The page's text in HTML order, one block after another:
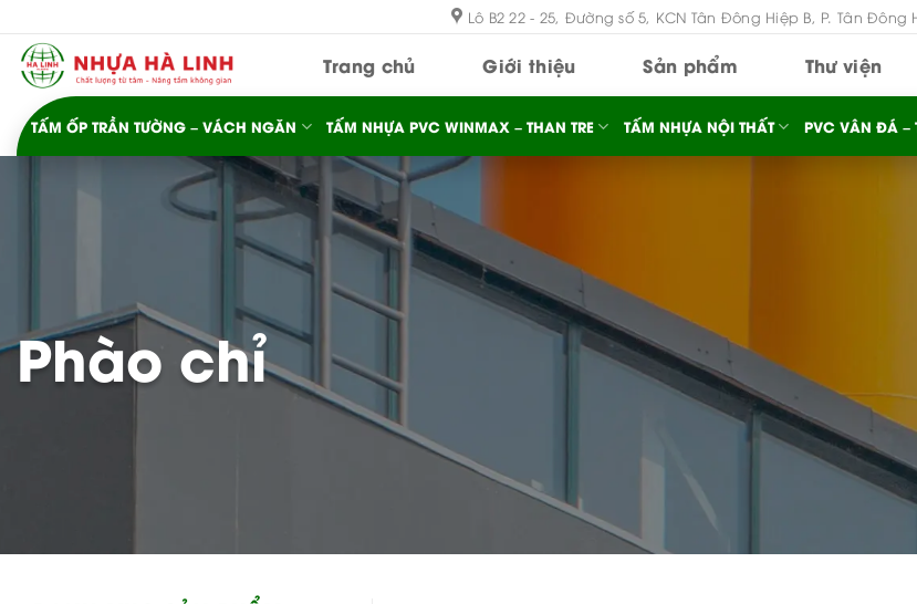
nội
Lô B2 22 - 25, Đường số 5, KCN Tân Đông Hiệp B, P. Tân Đông
Trang chủ Giới thiệu Sản phẩm Thư viện
TẤM ỐP TRẦN TƯỜNG – VÁCH NGĂN TẤM NHỰA PVC WINMAX – THAN TRE TẤM NHỰA NỘI THẤT PVC VÂN ĐÁ –
Phào chỉ